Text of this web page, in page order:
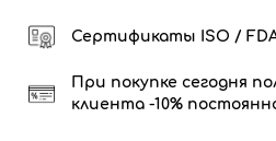
Сертификаты ISO /
При покупке сегодня
клиента -10%